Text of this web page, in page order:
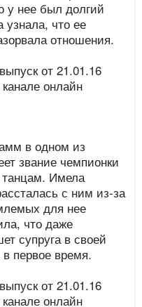
у нее был долгий
узнала, что ее
отношения.
в одном из
звание чемпионки
Имела
с ним из-за
для нее
что даже
супруга в своей
первое время.